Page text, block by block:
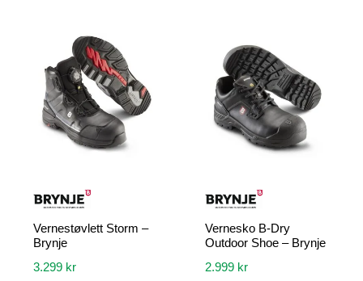
Vernestøvlett Storm –
Brynje
3.299 kr
Vernesko B-Dry
Outdoor Shoe – Brynje
2.999 kr